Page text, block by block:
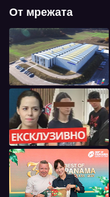
От мрежата